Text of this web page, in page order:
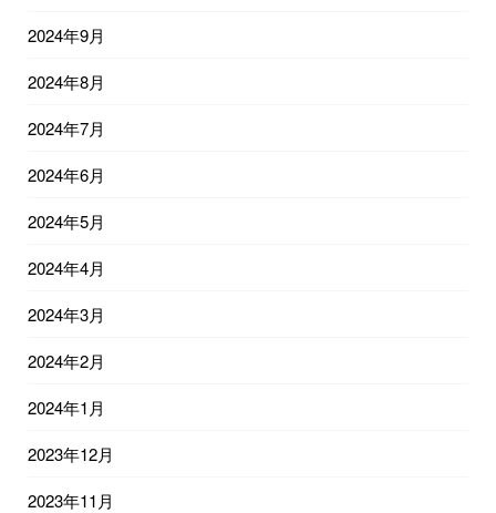
2024年9月
2024年8月
2024年7月
2024年6月
2024年5月
2024年4月
2024年3月
2024年2月
2024年1月
2023年12月
2023年11月